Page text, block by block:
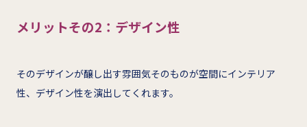
メリットその2：デザイン性
そのデザインが醸し出す雰囲気そのものが空間にインテリア
性、デザイン性を演出してくれます。